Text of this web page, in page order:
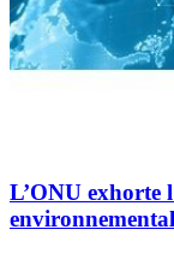
L’ONU exhorte